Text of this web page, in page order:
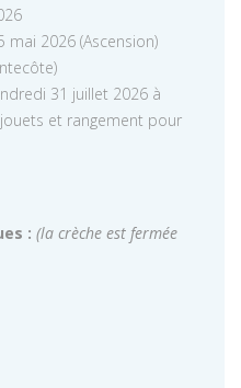
mai 2026 (Ascension)
31 juillet 2026 à
et rangement pour
: (la crèche est fermée